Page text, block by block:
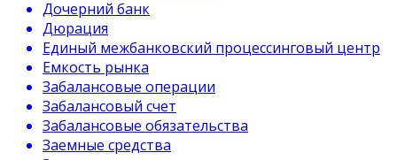
Дочерний банк
Дюрация
Единый межбанковский процессинговый центр
Емкость рынка
Забалансовые операции
Забалансовый счет
Забалансовые обязательства
Заемные средства